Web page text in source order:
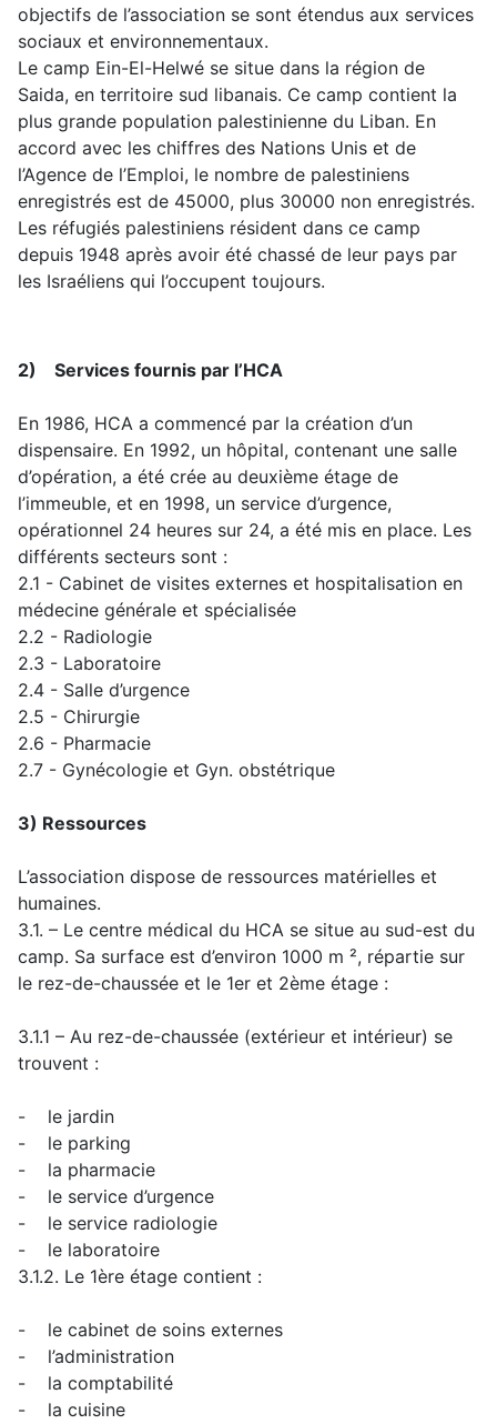
objectifs de l’association se sont étendus aux services
sociaux et environnementaux.
Le camp Ein-El-Helwé se situe dans la région de
Saida, en territoire sud libanais. Ce camp contient la
plus grande population palestinienne du Liban. En
accord avec les chiffres des Nations Unis et de
l’Agence de l’Emploi, le nombre de palestiniens
enregistrés est de 45000, plus 30000 non enregistrés.
Les réfugiés palestiniens résident dans ce camp
depuis 1948 après avoir été chassé de leur pays par
les Israéliens qui l’occupent toujours.
2) Services fournis par l’HCA
En 1986, HCA a commencé par la création d’un
dispensaire. En 1992, un hôpital, contenant une salle
d’opération, a été crée au deuxième étage de
l’immeuble, et en 1998, un service d’urgence,
opérationnel 24 heures sur 24, a été mis en place. Les
différents secteurs sont :
2.1 - Cabinet de visites externes et hospitalisation en
médecine générale et spécialisée
2.2 - Radiologie
2.3 - Laboratoire
2.4 - Salle d’urgence
2.5 - Chirurgie
2.6 - Pharmacie
2.7 - Gynécologie et Gyn. obstétrique
3) Ressources
L’association dispose de ressources matérielles et
humaines.
3.1. – Le centre médical du HCA se situe au sud-est du
camp. Sa surface est d’environ 1000 m ², répartie sur
le rez-de-chaussée et le 1er et 2ème étage :
3.1.1 – Au rez-de-chaussée (extérieur et intérieur) se
trouvent :
- le jardin
- le parking
- la pharmacie
- le service d’urgence
- le service radiologie
- le laboratoire
3.1.2. Le 1ère étage contient :
- le cabinet de soins externes
- l’administration
- la comptabilité
- la cuisine